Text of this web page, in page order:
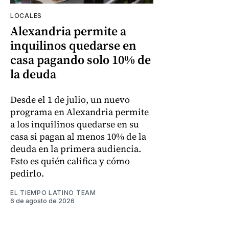
LOCALES
Alexandria permite a
inquilinos quedarse en
casa pagando solo 10% de
la deuda
Desde el 1 de julio, un nuevo
programa en Alexandria permite
a los inquilinos quedarse en su
casa si pagan al menos 10% de la
deuda en la primera audiencia.
Esto es quién califica y cómo
pedirlo.
EL TIEMPO LATINO TEAM
6 de agosto de 2026